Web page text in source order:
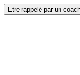
Etre rappelé par un coach